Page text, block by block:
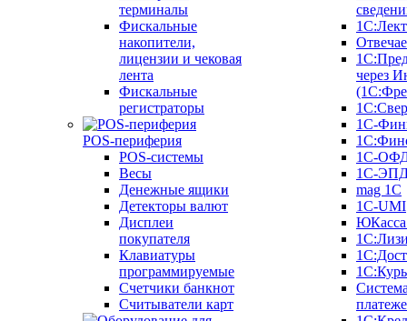
терминалы
Фискальные
накопители,
лицензии и чековая
лента
Фискальные
регистраторы
POS-периферия
POS-системы
Весы
Денежные ящики
Детекторы валют
Дисплеи
покупателя
Клавиатуры
программируемые
Счетчики банкнот
Считыватели карт
через
1С-
1С-
1С-
mag 1C
1C-UMI